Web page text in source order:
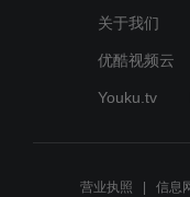
关于我们
优酷视频云
Youku.tv
营业执照 信息